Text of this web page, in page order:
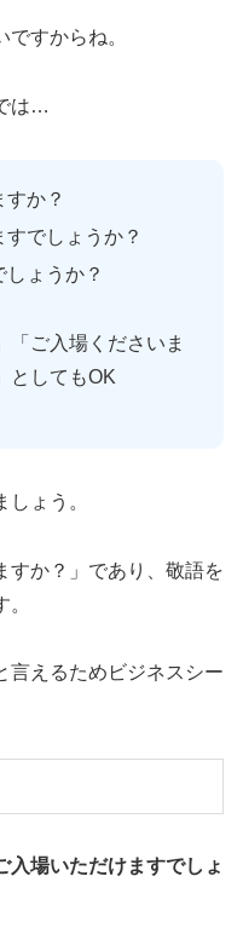
すからね。
は…
すか？
すでしょうか？
しょうか？
ご入場くださいま
としてもOK
ょう。
すか？」であり、敬語を
言えるためビジネスシー
入場いただけますでしょ